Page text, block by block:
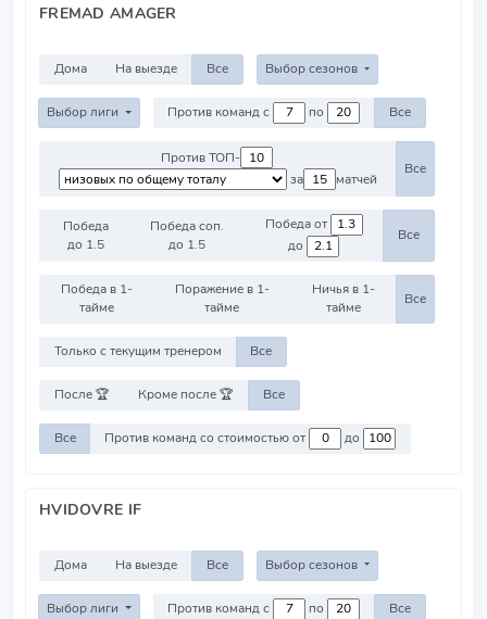
FREMAD AMAGER
Дома На выезде Все Выбор сезонов
Выбор лиги Против команд с по Все
Против ТОП-
за
матчей
Все
Победа
до 1.5
Победа соп.
до 1.5
Победа от
до
Все
Победа в 1-
тайме
Поражение в 1-
тайме
Ничья в 1-
тайме
Все
Только с текущим тренером Все
После 🏆 Кроме после 🏆 Все
Все Против команд со стоимостью от до
HVIDOVRE IF
Дома На выезде Все Выбор сезонов
Выбор лиги Против команд с по Все